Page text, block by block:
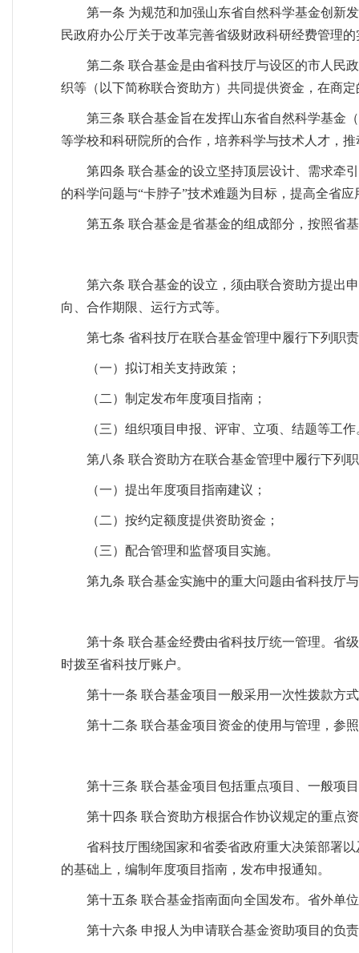
第一条 为规范和加强山东省自然科学基金创新
民政府办公厅关于改革完善省级财政科研经费管理
第二条 联合基金是由省科技厅与设区的市人民
织等（以下简称联合资助方）共同提供资金，在商
第三条 联合基金旨在发挥山东省自然科学基金
等学校和科研院所的合作，培养科学与技术人才，
第四条 联合基金的设立坚持顶层设计、需求牵
的科学问题与“卡脖子”技术难题为目标，提高全省
第五条 联合基金是省基金的组成部分，按照省
第六条 联合基金的设立，须由联合资助方提出
向、合作期限、运行方式等。
第七条 省科技厅在联合基金管理中履行下列职
（一）拟订相关支持政策；
（二）制定发布年度项目指南；
（三）组织项目申报、评审、立项、结题等工作
第八条 联合资助方在联合基金管理中履行下列
（一）提出年度项目指南建议；
（二）按约定额度提供资助资金；
（三）配合管理和监督项目实施。
第九条 联合基金实施中的重大问题由省科技厅
第十条 联合基金经费由省科技厅统一管理。省
时拨至省科技厅账户。
第十一条 联合基金项目一般采用一次性拨款方
第十二条 联合基金项目资金的使用与管理，参
第十三条 联合基金项目包括重点项目、一般项
第十四条 联合资助方根据合作协议规定的重点
省科技厅围绕国家和省委省政府重大决策部署
的基础上，编制年度项目指南，发布申报通知。
第十五条 联合基金指南面向全国发布。省外单
第十六条 申报人为申请联合基金资助项目的负